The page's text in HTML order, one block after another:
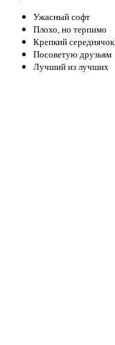
Ужасный софт
Плохо, но терпимо
Крепкий середнячок
Посоветую друзьям
Лучший из лучших